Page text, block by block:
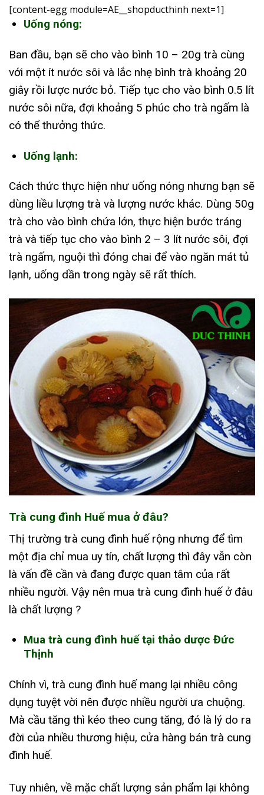
[content-egg module=AE__shopducthinh next=1]
Uống nóng:
Ban đầu, bạn sẽ cho vào bình 10 – 20g trà cùng
với một ít nước sôi và lắc nhẹ bình trà khoảng 20
giây rồi lược nước bỏ. Tiếp tục cho vào bình 0.5 lít
nước sôi nữa, đợi khoảng 5 phúc cho trà ngấm là
có thể thưởng thức.
Uống lạnh:
Cách thức thực hiện như uống nóng nhưng bạn sẽ
dùng liều lượng trà và lượng nước khác. Dùng 50g
trà cho vào bình chứa lớn, thực hiện bước tráng
trà và tiếp tục cho vào bình 2 – 3 lít nước sôi, đợi
trà ngấm, nguội thì đóng chai để vào ngăn mát tủ
lạnh, uống dần trong ngày sẽ rất thích.
Trà cung đình Huế mua ở đâu?
Thị trường trà cung đình huế rộng nhưng để tìm
một địa chỉ mua uy tín, chất lượng thì đây vẫn còn
là vấn đề cần và đang được quan tâm của rất
nhiều người. Vậy nên mua trà cung đình huế ở đâu
là chất lượng ?
Mua trà cung đình huế tại thảo dược Đức
Thịnh
Chính vì, trà cung đình huế mang lại nhiều công
dụng tuyệt vời nên được nhiều người ưa chuộng.
Mà cầu tăng thì kéo theo cung tăng, đó là lý do ra
đời của nhiều thương hiệu, cửa hàng bán trà cung
đình huế.
Tuy nhiên, về mặc chất lượng sản phẩm lại không